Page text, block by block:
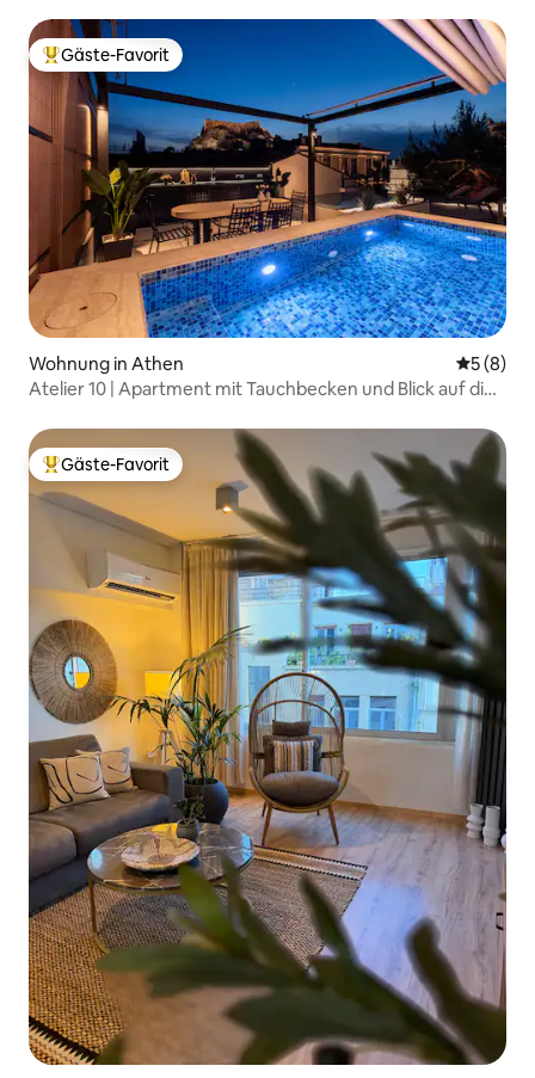
Beliebter Gäste-Favorit.
Gäste-Favorit
Wohnung in Athen
5 (8)
Atelier 10 | Apartment mit Tauchbecken und Blick auf die
Beliebter Gäste-Favorit.
Gäste-Favorit